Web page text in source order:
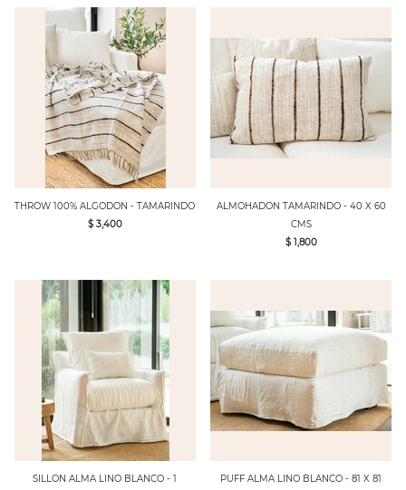
THROW 100% ALGODON - TAMARINDO
$ 3,400
ALMOHADON TAMARINDO - 40 X 60
CMS
$ 1,800
SILLON ALMA LINO BLANCO - 1
PUFF ALMA LINO BLANCO - 81 X 81